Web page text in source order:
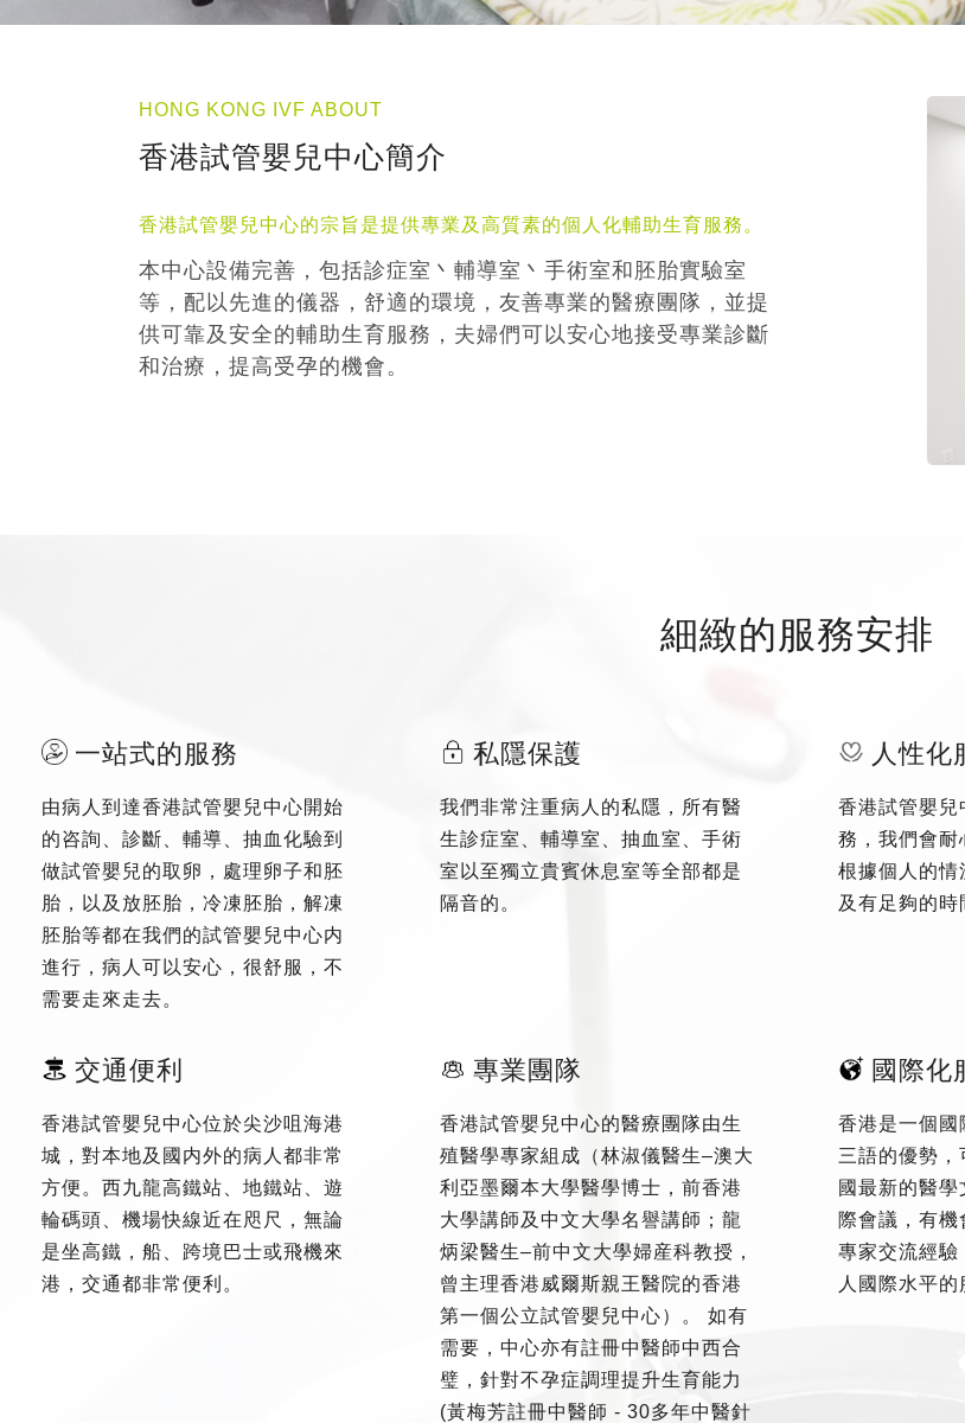
HONG KONG IVF ABOUT
香港試管嬰兒中心簡介
香港試管嬰兒中心的宗旨是提供專業及高質素的個人化輔助生育服務。
本中心設備完善，包括診症室丶輔導室丶手術室和胚胎實驗室
等，配以先進的儀器，舒適的環境，友善專業的醫療團隊，並提
供可靠及安全的輔助生育服務，夫婦們可以安心地接受專業診斷
和治療，提高受孕的機會。
細緻的服務安排
一站式的服務
由病人到達香港試管嬰兒中心開始
的咨詢、診斷、輔導、抽血化驗到
做試管嬰兒的取卵，處理卵子和胚
胎，以及放胚胎，冷凍胚胎，解凍
胚胎等都在我們的試管嬰兒中心内
進行，病人可以安心，很舒服，不
需要走來走去。
私隱保護
我們非常注重病人的私隱，所有醫
生診症室、輔導室、抽血室、手術
室以至獨立貴賓休息室等全部都是
隔音的。
人性化
香港試管嬰兒
務，我們會耐
根據個人的情
及有足夠的時
交通便利
香港試管嬰兒中心位於尖沙咀海港
城，對本地及國内外的病人都非常
方便。西九龍高鐵站、地鐵站、遊
輪碼頭、機場快線近在咫尺，無論
是坐高鐵，船、跨境巴士或飛機來
港，交通都非常便利。
專業團隊
香港試管嬰兒中心的醫療團隊由生
殖醫學專家組成（林淑儀醫生–澳大
利亞墨爾本大學醫學博士，前香港
大學講師及中文大學名譽講師；龍
炳梁醫生–前中文大學婦産科教授，
曾主理香港威爾斯親王醫院的香港
第一個公立試管嬰兒中心）。 如有
需要，中心亦有註冊中醫師中西合
璧，針對不孕症調理提升生育能力
(黃梅芳註冊中醫師 - 30多年中醫針
國際化
香港是一個國
三語的優勢
國最新的醫學
際會議，有機
專家交流經驗
人國際水平的